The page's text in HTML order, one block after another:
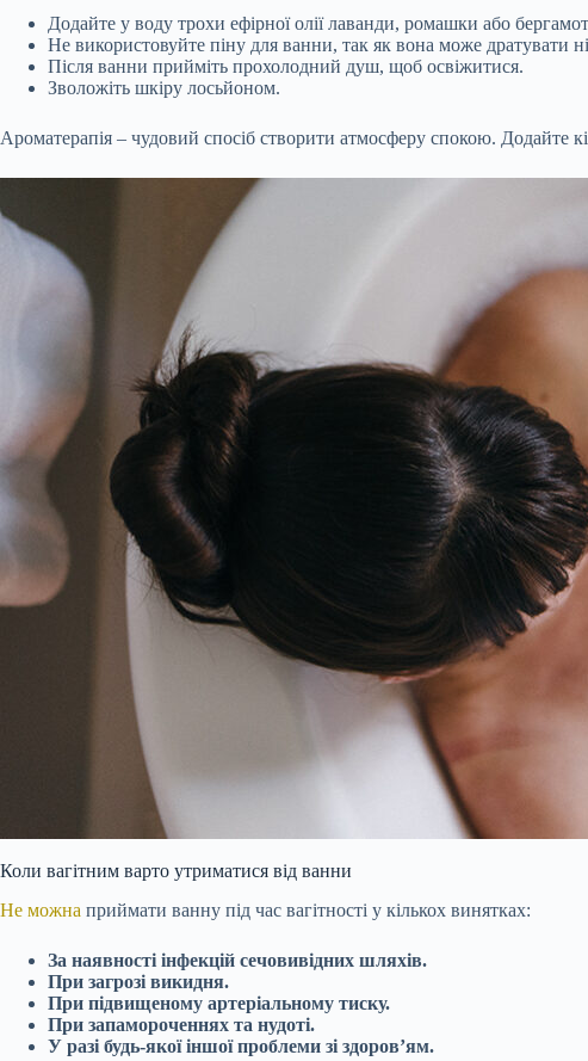
Додайте у воду трохи ефірної олії лаванди, ромашки або
Не використовуйте піну для ванни, так як вона може дратувати
Після ванни прийміть прохолодний душ, щоб освіжитися.
Зволожіть шкіру лосьйоном.
Ароматерапія – чудовий спосіб створити атмосферу спокою. Додайте
Коли вагітним варто утриматися від ванни
Не можна приймати ванну під час вагітності у кількох винятках:
За наявності інфекцій сечовивідних шляхів.
При загрозі викидня.
При підвищеному артеріальному тиску.
При запамороченнях та нудоті.
У разі будь-якої іншої проблеми зі здоров’ям.